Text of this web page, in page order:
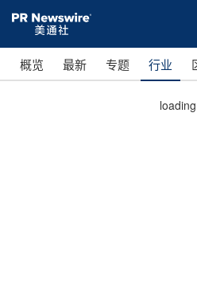
概览 最新 专题 行业
loading